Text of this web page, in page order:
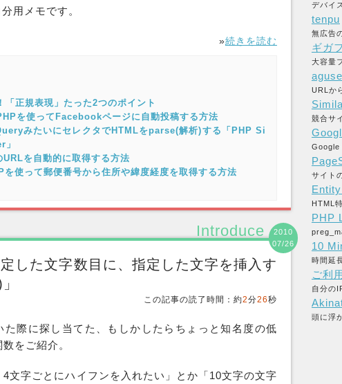
用メモです。
»続きを読む
「正規表現」たった2つのポイント
を使ってFacebookページに自動投稿する方法
みたいにセレクタでHTMLをparse(解析)する「PHP Si
を自動的に取得する方法
使って郵便番号から住所や緯度経度を取得する方法
Introduce
2010
07/26
した文字数目に、指定した文字を挿入す
この記事の読了時間：約2分26秒
た際に探し当てた、もしかしたらちょっと知名度の低
数 をご紹介。
文字ごとにハイフンを入れたい」とか「10文字の文字
デバイ
tenpu
無広告
ギガ
大容量
URLか
競合サ
Google
サイト
HTML
PHP
10
時間延
ご利
自分の
頭に浮